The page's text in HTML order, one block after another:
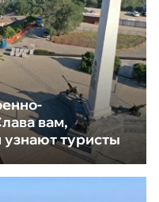
вам,
узнают туристы